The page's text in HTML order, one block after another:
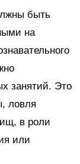
быть
на
занятий. Это
ловля
в роли
или